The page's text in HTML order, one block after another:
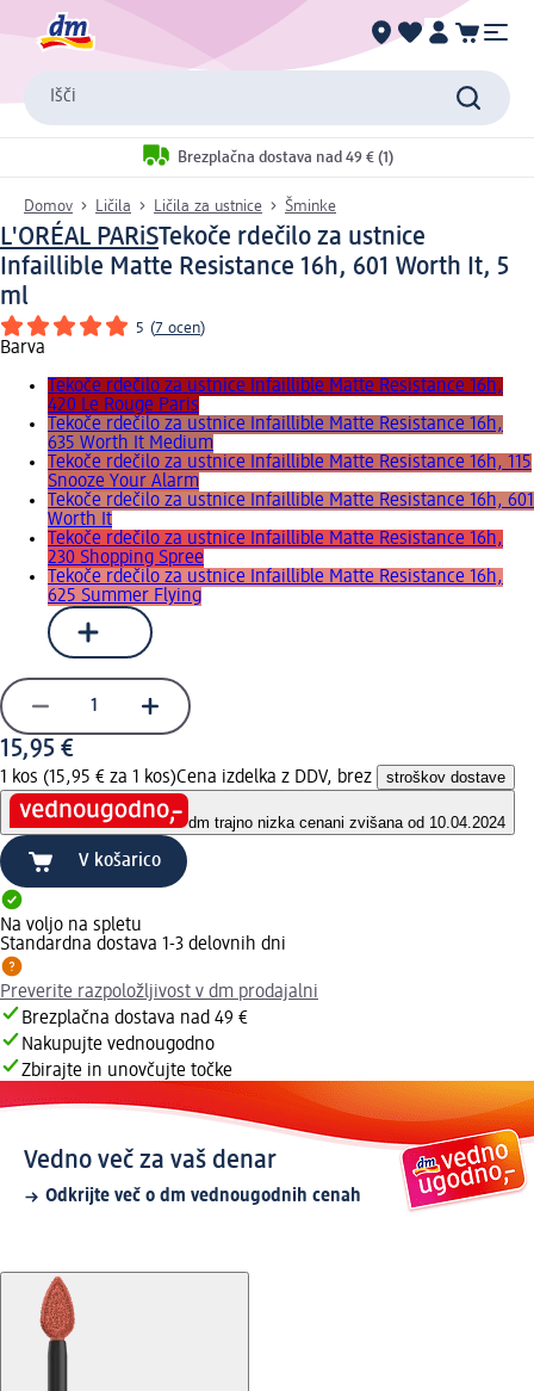
Išči
Brezplačna dostava nad 49 € (1)
Domov Ličila Ličila za ustnice Šminke
L'ORÉAL PARiSTekoče rdečilo za ustnice
Infaillible Matte Resistance 16h, 601 Worth It, 5
ml
5 (7 ocen)
Barva
Tekoče rdečilo za ustnice Infaillible Matte Resistance 16h,
420 Le Rouge Paris
Tekoče rdečilo za ustnice Infaillible Matte Resistance 16h,
635 Worth It Medium
Tekoče rdečilo za ustnice Infaillible Matte Resistance 16h, 115
Snooze Your Alarm
Tekoče rdečilo za ustnice Infaillible Matte Resistance 16h, 601
Worth It
Tekoče rdečilo za ustnice Infaillible Matte Resistance 16h,
230 Shopping Spree
Tekoče rdečilo za ustnice Infaillible Matte Resistance 16h,
625 Summer Flying
15,95 €
1 kos (15,95 € za 1 kos)Cena izdelka z DDV, brez stroškov dostave
dm trajno nizka cenani zvišana od 10.04.2024
V košarico
Na voljo na spletu
Standardna dostava 1-3 delovnih dni
Preverite razpoložljivost v dm prodajalni
Brezplačna dostava nad 49 €
Nakupujte vednougodno
Zbirajte in unovčujte točke
Vedno več za vaš denar
Odkrijte več o dm vednougodnih cenah